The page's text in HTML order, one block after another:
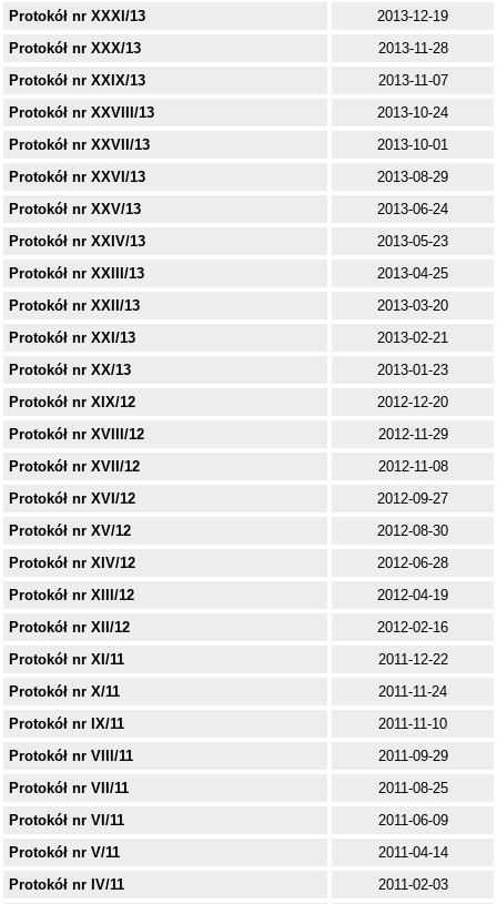
Protokół nr XXXI/13
2013-12-19
Protokół nr XXX/13
2013-11-28
Protokół nr XXIX/13
2013-11-07
Protokół nr XXVIII/13
2013-10-24
Protokół nr XXVII/13
2013-10-01
Protokół nr XXVI/13
2013-08-29
Protokół nr XXV/13
2013-06-24
Protokół nr XXIV/13
2013-05-23
Protokół nr XXIII/13
2013-04-25
Protokół nr XXII/13
2013-03-20
Protokół nr XXI/13
2013-02-21
Protokół nr XX/13
2013-01-23
Protokół nr XIX/12
2012-12-20
Protokół nr XVIII/12
2012-11-29
Protokół nr XVII/12
2012-11-08
Protokół nr XVI/12
2012-09-27
Protokół nr XV/12
2012-08-30
Protokół nr XIV/12
2012-06-28
Protokół nr XIII/12
2012-04-19
Protokół nr XII/12
2012-02-16
Protokół nr XI/11
2011-12-22
Protokół nr X/11
2011-11-24
Protokół nr IX/11
2011-11-10
Protokół nr VIII/11
2011-09-29
Protokół nr VII/11
2011-08-25
Protokół nr VI/11
2011-06-09
Protokół nr V/11
2011-04-14
Protokół nr IV/11
2011-02-03